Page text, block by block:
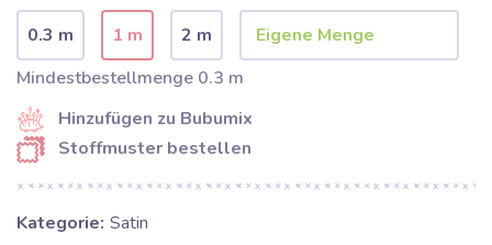
0.3 m 1 m
2 m
Mindestbestellmenge 0.3 m
Hinzufügen zu Bubumix
Stoffmuster bestellen
Kategorie: Satin